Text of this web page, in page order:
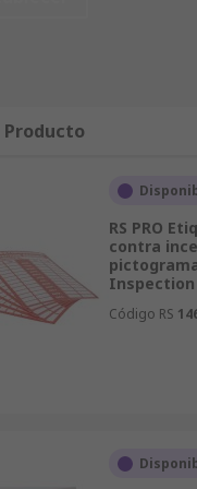
Señales y
contra incendios
No sólo
que facilitan
ofertas. RS
de productos de
Seguridad e
hay que
Producto
RS PRO
contra
Inspection
Código RS